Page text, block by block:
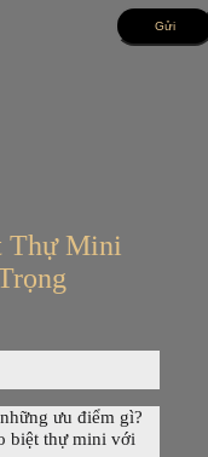
Thự Mini
ưu điểm gì?
biệt thự mini với